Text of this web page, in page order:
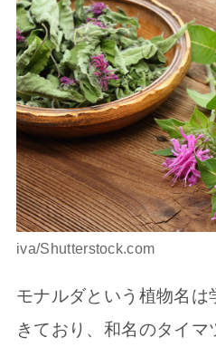
iva/Shutterstock.com
モナルダという植物名は
きており、和名のタイ